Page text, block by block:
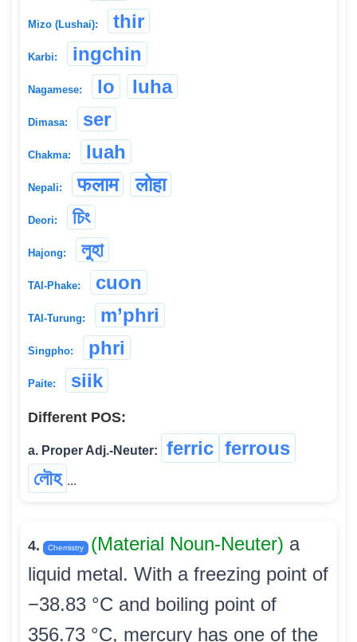
Mizo (Lushai): thir
Karbi: ingchin
Nagamese: lo luha
Dimasa: ser
Chakma: luah
Nepali: फलाम लोहा
Deori: চিং
Hajong: লুহা
TAI-Phake: cuon
TAI-Turung: m’phri
Singpho: phri
Paite: siik
Different POS:
a. Proper Adj.-Neuter: ferric ferrous
লৌহ ...
4. Chemistry (Material Noun-Neuter) a
liquid metal. With a freezing point of
−38.83 °C and boiling point of
356.73 °C, mercury has one of the